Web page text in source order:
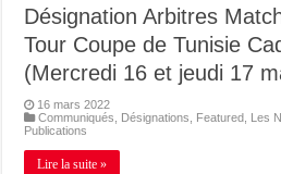
Désignation Arbitres
Tour Coupe de Tunisie
(Mercredi 16 et jeudi 17
16 mars 2022
Communiqués
Désignations Featured Les
Publications
Lire la suite »